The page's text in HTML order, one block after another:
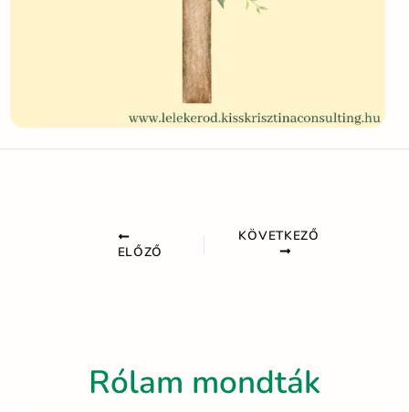
ELŐZŐ
KÖVETKEZŐ
Rólam mondták